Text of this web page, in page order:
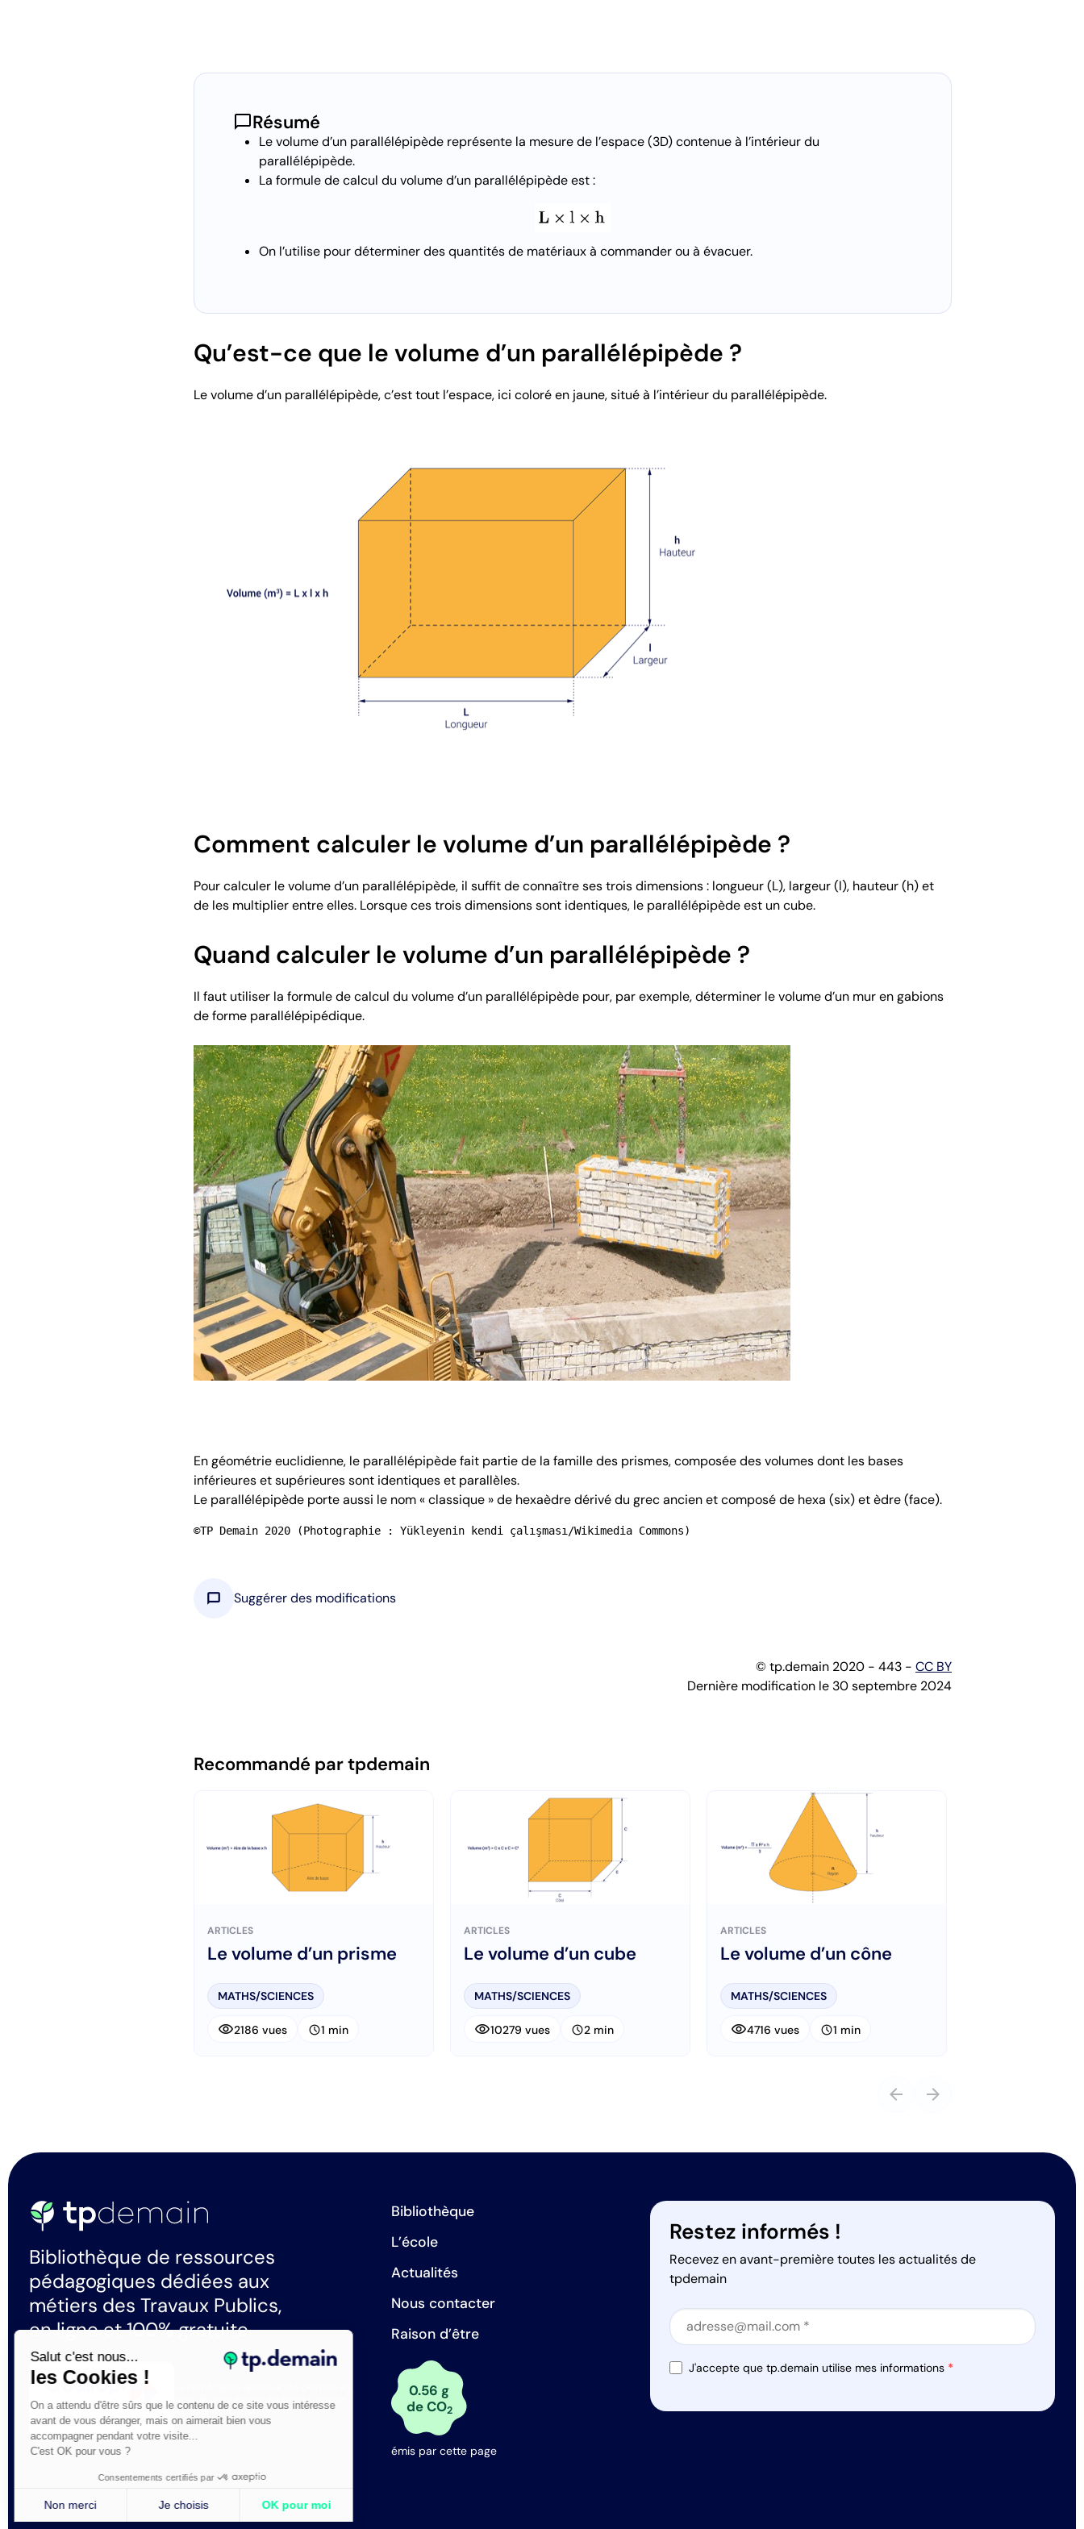
chat_bubbleRésumé
Le volume d’un parallélépipède représente la mesure de l’espace (3D) contenue à l’intérieur du
parallélépipède.
La formule de calcul du volume d’un parallélépipède est :
On l’utilise pour déterminer des quantités de matériaux à commander ou à évacuer.
Qu’est-ce que le volume d’un parallélépipède ?
Le volume d’un parallélépipède, c’est tout l’espace, ici coloré en jaune, situé à l’intérieur du parallélépipède.
Comment calculer le volume d’un parallélépipède ?
Pour calculer le volume d’un parallélépipède, il suffit de connaître ses trois dimensions : longueur (L), largeur (l), hauteur (h) et
de les multiplier entre elles. Lorsque ces trois dimensions sont identiques, le parallélépipède est un cube.
Quand calculer le volume d’un parallélépipède ?
Il faut utiliser la formule de calcul du volume d’un parallélépipède pour, par exemple, déterminer le volume d’un mur en gabions
de forme parallélépipédique.
En géométrie euclidienne, le parallélépipède fait partie de la famille des prismes, composée des volumes dont les bases
inférieures et supérieures sont identiques et parallèles.
Le parallélépipède porte aussi le nom « classique » de hexaèdre dérivé du grec ancien et composé de hexa (six) et èdre (face).
©TP Demain 2020 (Photographie : Yükleyenin kendi çalışması/Wikimedia Commons)
chat_bubble Suggérer des modifications
© tp.demain 2020 - 443 - CC BY
Dernière modification le 30 septembre 2024
Recommandé par tpdemain
ARTICLES
Le volume d’un prisme
MATHS/SCIENCES
visibility2186 vues schedule1 min
ARTICLES
Le volume d’un cube
MATHS/SCIENCES
visibility10279 vues schedule2 min
ARTICLES
Le volume d’un cône
MATHS/SCIENCES
visibility4716 vues schedule1 min
arrow_back arrow_forward
Bibliothèque de ressources
pédagogiques dédiées aux
métiers des Travaux Publics,
en ligne et 100% gratuite.
titre de la catégorie d'actions suivante :
Actions de formation
Bibliothèque
L’école
Actualités
Nous contacter
Raison d’être
0.56 g
de CO2
émis par cette page
Restez informés !
Recevez en avant-première toutes les actualités de
tpdemain
Section
Section
J'accepte que tp.demain utilise mes informations *
Salut c'est nous...
les Cookies !
On a attendu d'être sûrs que le contenu de ce site vous intéresse
avant de vous déranger, mais on aimerait bien vous
accompagner pendant votre visite...
C'est OK pour vous ?
Consentements certifiés par
Non merci Je choisis OK pour moi